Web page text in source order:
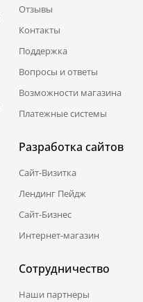
Отзывы
Контакты
Поддержка
Вопросы и ответы
Возможности магазина
Платежные системы
Разработка сайтов
Сайт-Визитка
Лендинг Пейдж
Сайт-Бизнес
Интернет-магазин
Сотрудничество
Наши партнеры